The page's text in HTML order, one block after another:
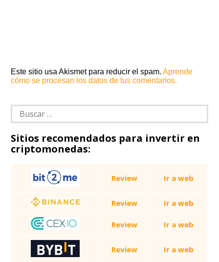
Este sitio usa Akismet para reducir el spam.Aprende
cómo se procesan los datos de tus comentarios.
Buscar:
Sitios recomendados para invertir en
criptomonedas:
Review Ir a web
Review Ir a web
Review Ir a web
Review Ir a web